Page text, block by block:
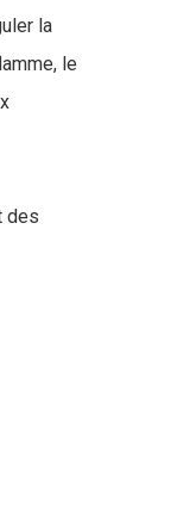
la
le
des